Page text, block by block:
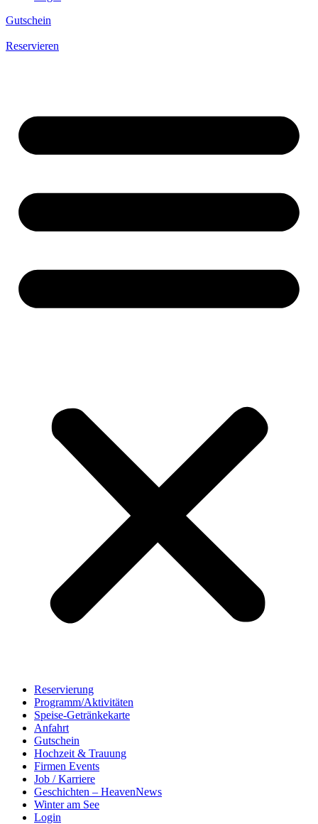
Gutschein
Reservieren
Reservierung
Programm/Aktivitäten
Speise-Getränkekarte
Anfahrt
Gutschein
Hochzeit & Trauung
Firmen Events
Job / Karriere
Geschichten – HeavenNews
Winter am See
Login